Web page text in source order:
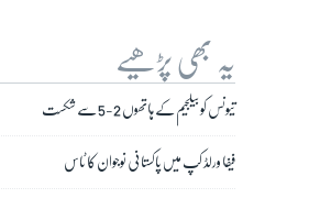
یہ بھی پڑھیے
تیونس کو بیلجیم کے ہاتھوں 2-5 سے شکست
فیفا ورلڈ کپ میں پاکستانی نوجوان کا ٹاس